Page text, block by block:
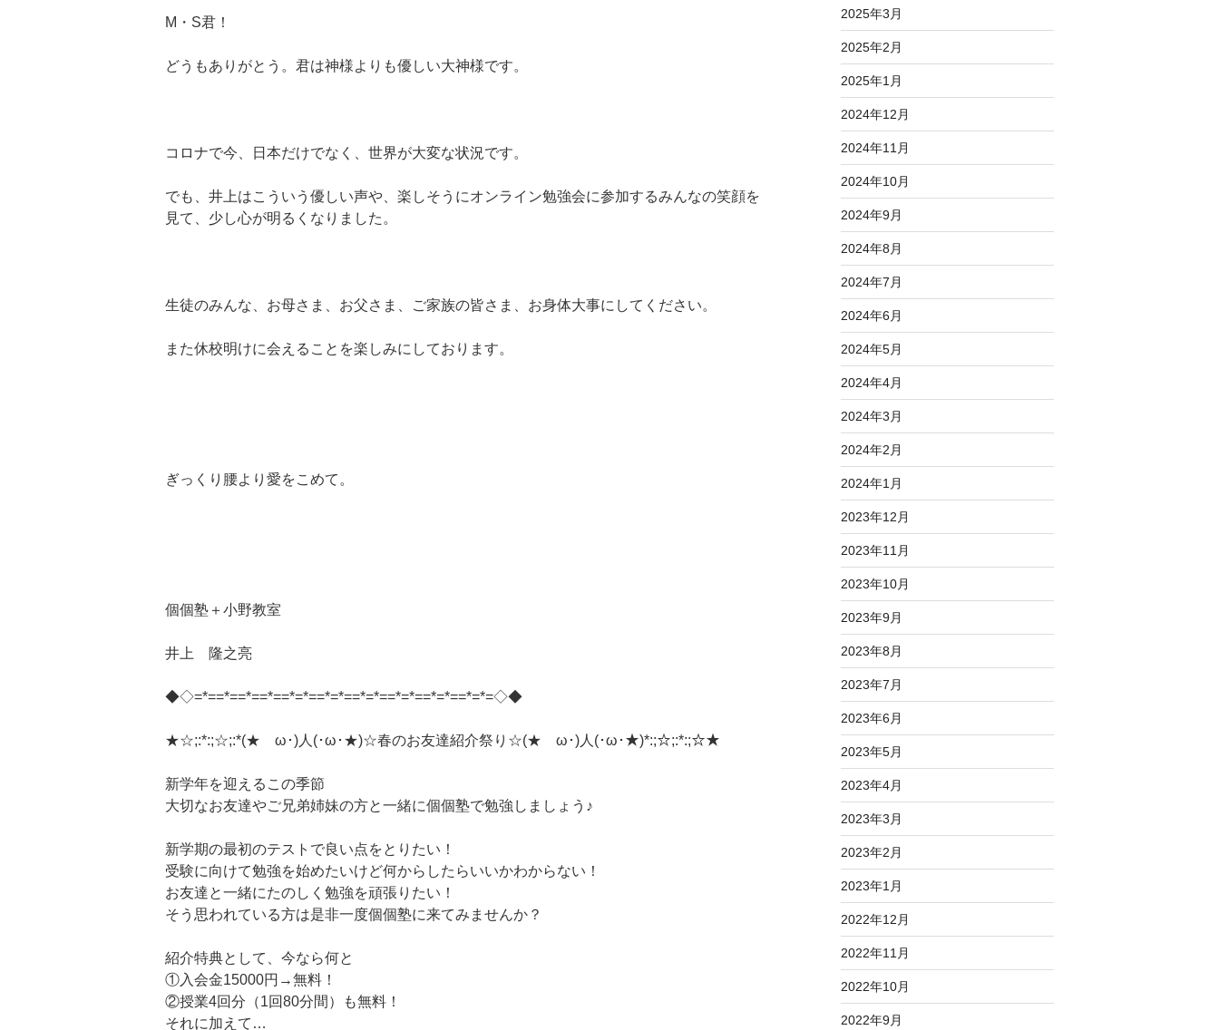
M・S君！
どうもありがとう。君は神様よりも優しい大神様です。
コロナで今、日本だけでなく、世界が大変な状況です。
でも、井上はこういう優しい声や、楽しそうにオンライン勉強会に参加するみんなの笑顔を
見て、少し心が明るくなりました。
生徒のみんな、お母さま、お父さま、ご家族の皆さま、お身体大事にしてください。
また休校明けに会えることを楽しみにしております。
ぎっくり腰より愛をこめて。
個個塾＋小野教室
井上 隆之亮
◆◇=*==*==*==*==*=*==*=*==*=*==*=*==*=*==*=*=◇◆
★☆;:*:;☆;:*(★ゝω･)人(･ω･★)☆春のお友達紹介祭り☆(★ゝω･)人(･ω･★)*:;☆;:*:;☆★
新学年を迎えるこの季節
大切なお友達やご兄弟姉妹の方と一緒に個個塾で勉強しましょう♪
新学期の最初のテストで良い点をとりたい！
受験に向けて勉強を始めたいけど何からしたらいいかわからない！
お友達と一緒にたのしく勉強を頑張りたい！
そう思われている方は是非一度個個塾に来てみませんか？
紹介特典として、今なら何と
①入会金15000円→無料！
②授業4回分（1回80分間）も無料！
それに加えて…
2025年3月
2025年2月
2025年1月
2024年12月
2024年11月
2024年10月
2024年9月
2024年8月
2024年7月
2024年6月
2024年5月
2024年4月
2024年3月
2024年2月
2024年1月
2023年12月
2023年11月
2023年10月
2023年9月
2023年8月
2023年7月
2023年6月
2023年5月
2023年4月
2023年3月
2023年2月
2023年1月
2022年12月
2022年11月
2022年10月
2022年9月